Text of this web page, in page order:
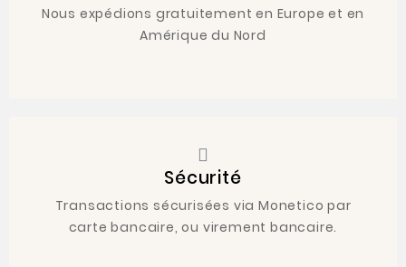
Nous expédions gratuitement en Europe et en
Amérique du Nord
Sécurité
Transactions sécurisées via Monetico par
carte bancaire, ou virement bancaire.